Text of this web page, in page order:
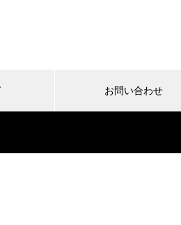
お問い合わせ